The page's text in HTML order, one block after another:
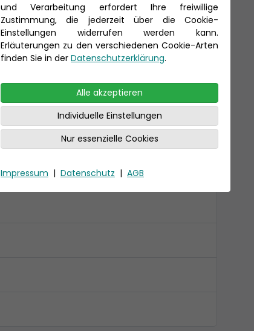
und Verarbeitung erfordert Ihre freiwillige
Zustimmung, die jederzeit über die Cookie-
Einstellungen widerrufen werden kann.
Erläuterungen zu den verschiedenen Cookie-Arten
finden Sie in der Datenschutzerklärung.
Alle akzeptieren
Individuelle Einstellungen
Nur essenzielle Cookies
Impressum | Datenschutz | AGB